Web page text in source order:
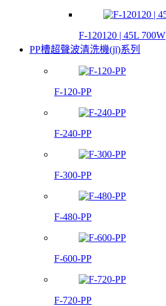
F-120120 | 45L 700W
PP槽超聲波清洗機(jī)系列
F-120-PP
F-240-PP
F-300-PP
F-480-PP
F-600-PP
F-720-PP